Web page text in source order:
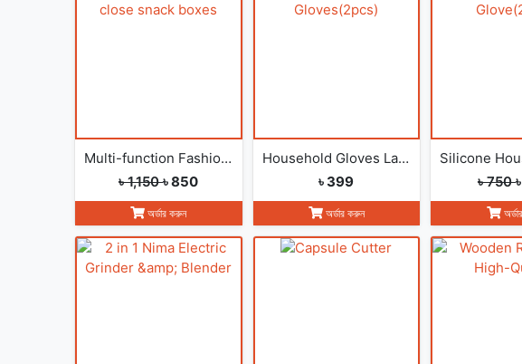
Multi-function Fashion Flowers rotate open and close snack boxes
৳ 1,150৳ 850
অর্ডার করুন
Household Gloves Latex free cleaning Gloves(2pcs)
৳ 399
অর্ডার করুন
৳ 750